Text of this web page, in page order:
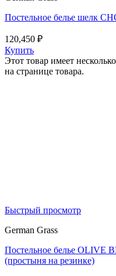
Постельное белье шелк
120,450 ₽
Купить
Этот товар имеет
на странице товара.
Быстрый просмотр
German Grass
Постельное белье OLIVE
(простыня на резинке)